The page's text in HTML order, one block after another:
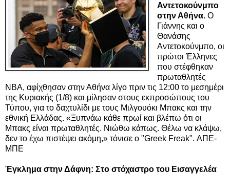
Αντετοκούνμπο
στην Αθήνα. Ο
Γιάννης και ο
Θανάσης
Αντετοκούνμπο, οι
πρώτοι Έλληνες
που στέφθηκαν
πρωταθλητές
ΝΒΑ, αφίχθησαν στην Αθήνα λίγο πριν τις 12:00 το μεσημέρι
της Κυριακής (1/8) και μίλησαν στους εκπροσώπους του
Τύπου, για το δαχτυλίδι με τους Μιλγουόκι Μπακς και την
εθνική Ελλάδας. «Ξυπνάω κάθε πρωί και βλέπω ότι οι
Μπακς είναι πρωταθλητές. Νιώθω κάπως. Θέλω να κλάψω,
δεν το έχω πιστέψει ακόμη,» τόνισε ο "Greek Freak". ΑΠΕ-
ΜΠΕ
Έγκλημα στην Δάφνη: Στο στόχαστρο του Εισαγγελέα